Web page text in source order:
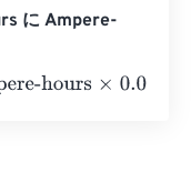
に Ampere-
×0.001= 0.01